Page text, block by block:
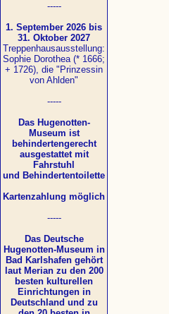
-----
1. September 2026 bis
31. Oktober 2027
Treppenhausausstellung:
Sophie Dorothea (* 1666;
+ 1726), die "Prinzessin
von Ahlden"
-----
Das Hugenotten-
Museum ist
behindertengerecht
ausgestattet mit
Fahrstuhl
und Behindertentoilette
Kartenzahlung möglich
-----
Das Deutsche
Hugenotten-Museum in
Bad Karlshafen gehört
laut Merian zu den 200
besten kulturellen
Einrichtungen in
Deutschland und zu